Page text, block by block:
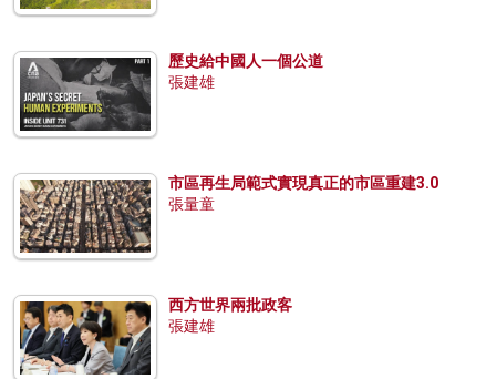
歷史給中國人一個公道
張建雄
市區再生局範式實現真正的市區重建3.0
張量童
西方世界兩批政客
張建雄